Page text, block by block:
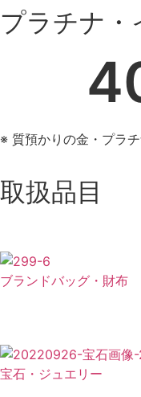
プラチナ・
※ 質預かりの金・プラ
取扱品目
ブランドバッグ・財布
宝石・ジュエリー